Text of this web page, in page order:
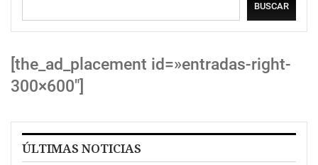
BUSCAR
[the_ad_placement id=»entradas-right-
300×600″]
ÚLTIMAS NOTICIAS